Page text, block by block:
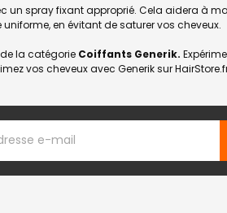
un spray fixant approprié. Cela aidera à
en évitant de saturer vos cheveux.
la catégorie Coiffants Generik.
vos cheveux avec Generik sur